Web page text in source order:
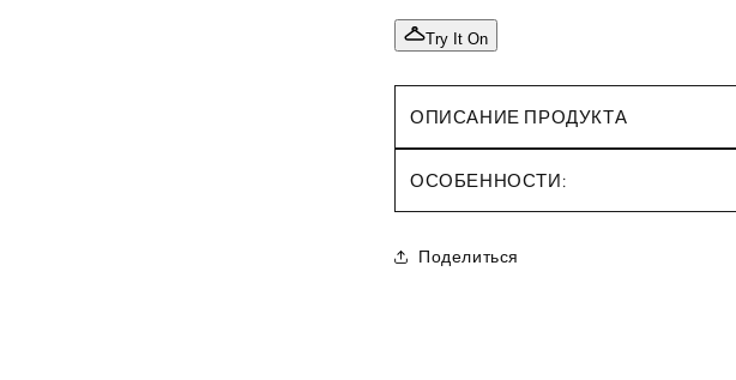
Try It On
ОПИСАНИЕ ПРОДУКТА
ОСОБЕННОСТИ:
Поделиться